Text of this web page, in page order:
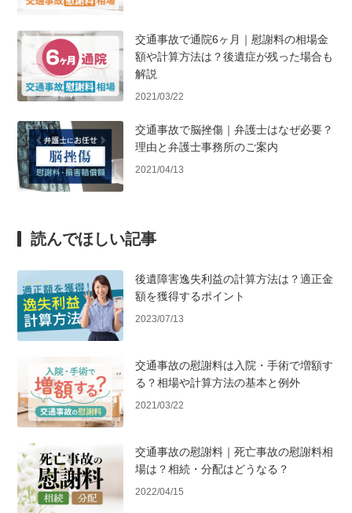
交通事故で通院6ヶ月｜慰謝料の相場金
額や計算方法は？後遺症が残った場合も
解説
2021/03/22
交通事故で脳挫傷｜弁護士はなぜ必要？
理由と弁護士事務所のご案内
2021/04/13
読んでほしい記事
後遺障害逸失利益の計算方法は？適正金
額を獲得するポイント
2023/07/13
交通事故の慰謝料は入院・手術で増額す
る？相場や計算方法の基本と例外
2021/03/22
交通事故の慰謝料｜死亡事故の慰謝料相
場は？相続・分配はどうなる？
2022/04/15